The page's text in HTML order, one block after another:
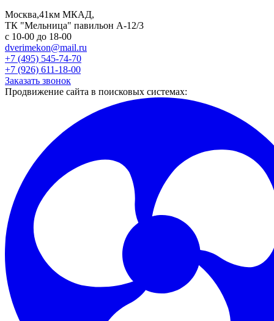
Москва,41км МКАД,
ТК "Мельница" павильон А-12/3
с 10-00 до 18-00
dverimekon@mail.ru
+7 (495) 545-74-70
+7 (926) 611-18-00
Заказать звонок
Продвижение сайта в поисковых системах: